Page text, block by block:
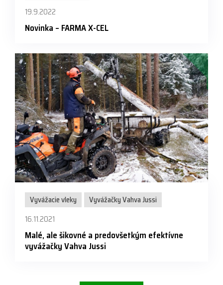
19.9.2022
Novinka – FARMA X-CEL
Vyvážacie vleky
Vyvážačky Vahva Jussi
16.11.2021
Malé, ale šikovné a predovšetkým efektívne
vyvážačky Vahva Jussi